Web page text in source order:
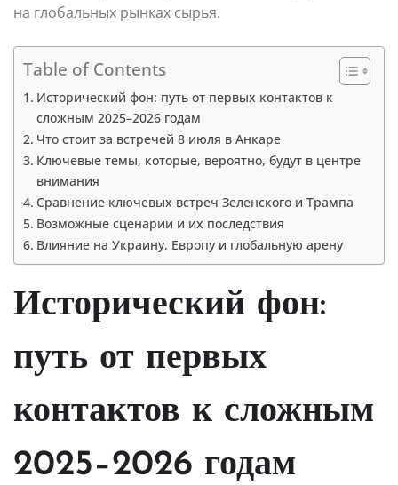
на глобальных рынках сырья.
Table of Contents
Исторический фон: путь от первых контактов к
сложным 2025–2026 годам
Что стоит за встречей 8 июля в Анкаре
Ключевые темы, которые, вероятно, будут в центре
внимания
Сравнение ключевых встреч Зеленского и Трампа
Возможные сценарии и их последствия
Влияние на Украину, Европу и глобальную арену
Исторический фон:
путь от первых
контактов к сложным
2025–2026 годам